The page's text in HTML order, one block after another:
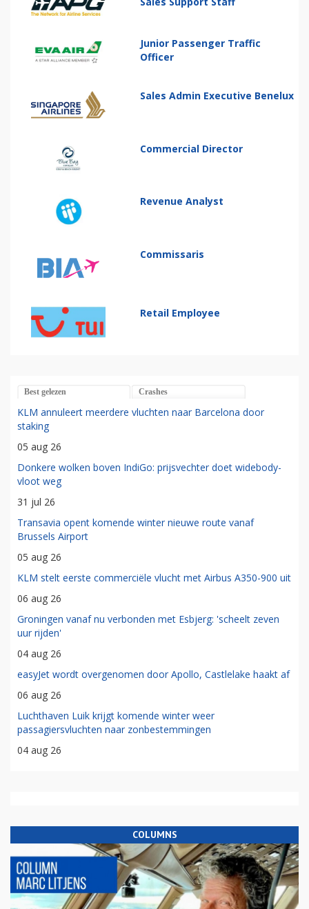
Junior Passenger Traffic
Officer
Sales Admin Executive Benelux
Commercial Director
Revenue Analyst
Commissaris
Retail Employee
Best gelezen Crashes
KLM annuleert meerdere vluchten naar Barcelona door
staking
05 aug 26
Donkere wolken boven IndiGo: prijsvechter doet widebody-
vloot weg
31 jul 26
Transavia opent komende winter nieuwe route vanaf
Brussels Airport
05 aug 26
KLM stelt eerste commerciële vlucht met Airbus A350-900 uit
06 aug 26
Groningen vanaf nu verbonden met Esbjerg: 'scheelt zeven
uur rijden'
04 aug 26
easyJet wordt overgenomen door Apollo, Castlelake haakt af
06 aug 26
Luchthaven Luik krijgt komende winter weer
passagiersvluchten naar zonbestemmingen
04 aug 26
COLUMNS